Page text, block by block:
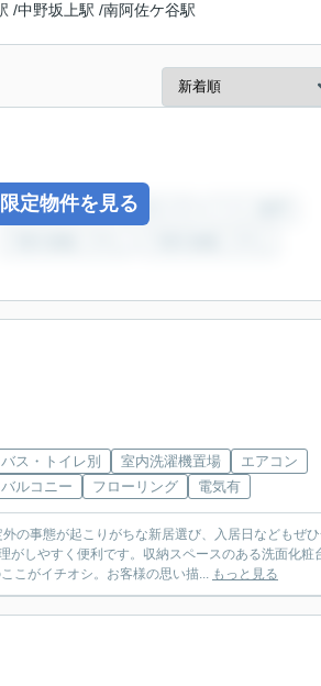
/中野坂上駅 /南阿佐ケ谷駅
定物件を見る
バス・トイレ別 室内洗濯機置場
エアコン
バルコニー
フローリング 電気有
の事態が起こりがちな新居選び、入居日などもぜ
がしやすく便利です。収納スペースのある洗面化粧
こがイチオシ。お客様の思い描... もっと見る